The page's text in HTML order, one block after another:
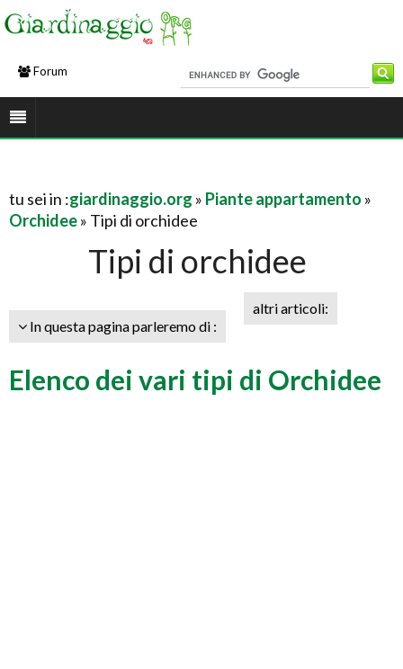
Forum
tu sei in :giardinaggio.org » Piante appartamento »
Orchidee» Tipi di orchidee
Tipi di orchidee
In questa pagina parleremo di :
altri articoli:
Elenco dei vari tipi di Orchidee